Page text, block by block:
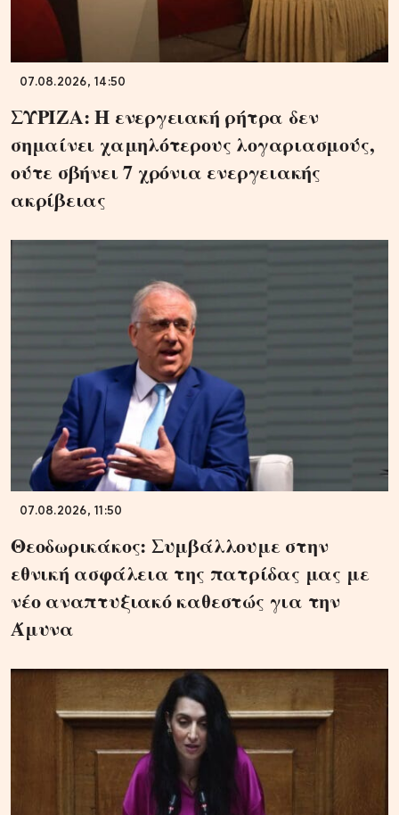
07.08.2026, 14:50
ΣΥΡΙΖΑ: Η ενεργειακή ρήτρα δεν
σημαίνει χαμηλότερους λογαριασμούς,
ούτε σβήνει 7 χρόνια ενεργειακής
ακρίβειας
07.08.2026, 11:50
Θεοδωρικάκος: Συμβάλλουμε στην
εθνική ασφάλεια της πατρίδας μας με
νέο αναπτυξιακό καθεστώς για την
Άμυνα